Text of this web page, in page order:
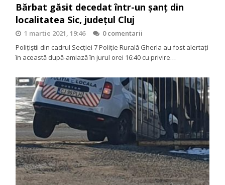
Bărbat găsit decedat într-un șanț din
localitatea Sic, județul Cluj
1 martie 2021, 19:46
0 comentarii
Polițiștii din cadrul Secției 7 Poliție Rurală Gherla au fost alertați
în această după-amiază în jurul orei 16:40 cu privire…